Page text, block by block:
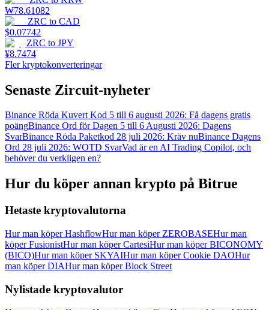
₩78.61082
ZRC to CAD
$0.07742
ZRC to JPY
¥8.7474
Fler kryptokonverteringar
Senaste Zircuit-nyheter
Binance Röda Kuvert Kod 5 till 6 augusti 2026: Få dagens gratis
poängBinance Ord för Dagen 5 till 6 Augusti 2026: Dagens
SvarBinance Röda Paketkod 28 juli 2026: Kräv nuBinance Dagens
Ord 28 juli 2026: WOTD SvarVad är en AI Trading Copilot, och
behöver du verkligen en?
Hur du köper annan krypto på Bitrue
Hetaste kryptovalutorna
Hur man köper HashflowHur man köper ZEROBASEHur man
köper FusionistHur man köper CartesiHur man köper BICONOMY
(BICO)Hur man köper SKYAIHur man köper Cookie DAOHur
man köper DIAHur man köper Block Street
Nylistade kryptovalutor